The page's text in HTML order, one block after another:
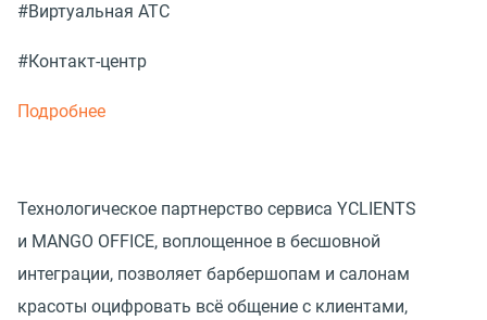
#Виртуальная АТС
#Контакт-центр
Подробнее
Технологическое партнерство сервиса YCLIENTS
и MANGO OFFICE, воплощенное в бесшовной
интеграции, позволяет барбершопам и салонам
красоты оцифровать всё общение с клиентами,